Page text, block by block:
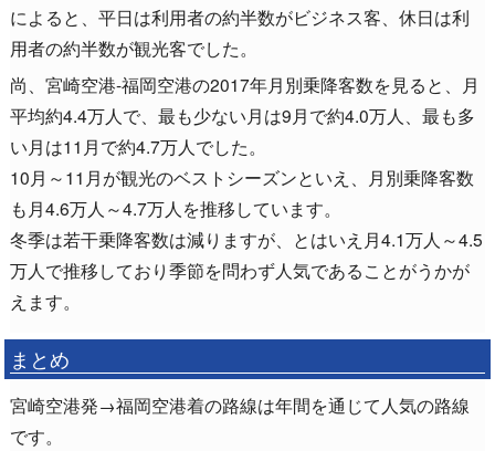
によると、平日は利用者の約半数がビジネス客、休日は利
用者の約半数が観光客でした。
尚、宮崎空港-福岡空港の2017年月別乗降客数を見ると、月
平均約4.4万人で、最も少ない月は9月で約4.0万人、最も多
い月は11月で約4.7万人でした。
10月～11月が観光のベストシーズンといえ、月別乗降客数
も月4.6万人～4.7万人を推移しています。
冬季は若干乗降客数は減りますが、とはいえ月4.1万人～4.5
万人で推移しており季節を問わず人気であることがうかが
えます。
まとめ
宮崎空港発→福岡空港着の路線は年間を通じて人気の路線
です。